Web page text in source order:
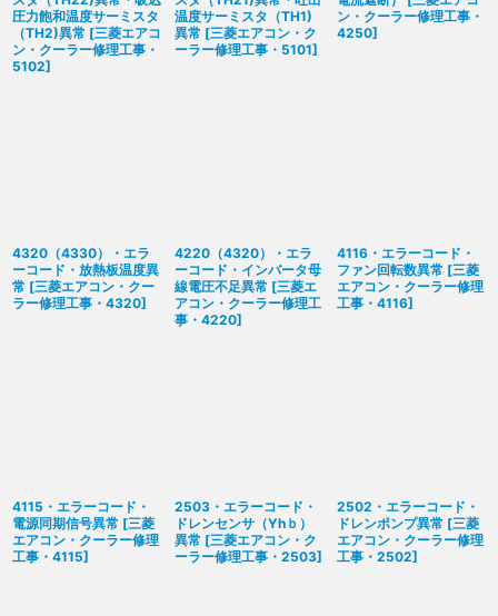
圧力飽和温度サーミスタ
（TH2)異常 [三菱エアコ
ン・クーラー修理工事・
5102]
温度サーミスタ（TH1)
異常 [三菱エアコン・ク
ーラー修理工事・5101]
ン・クーラー修理工事・
4250]
4320（4330）・エラ
ーコード・放熱板温度異
常 [三菱エアコン・クー
ラー修理工事・4320]
4220（4320）・エラ
ーコード・インバータ母
線電圧不足異常 [三菱エ
アコン・クーラー修理工
事・4220]
4116・エラーコード・
ファン回転数異常 [三菱
エアコン・クーラー修理
工事・4116]
4115・エラーコード・
電源同期信号異常 [三菱
エアコン・クーラー修理
工事・4115]
2503・エラーコード・
ドレンセンサ（Yhｂ）
異常 [三菱エアコン・ク
ーラー修理工事・2503]
2502・エラーコード・
ドレンポンプ異常 [三菱
エアコン・クーラー修理
工事・2502]